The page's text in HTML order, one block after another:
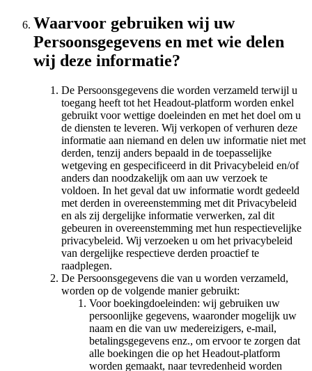
Waarvoor gebruiken wij uw
Persoonsgegevens en met wie delen
wij deze informatie?
De Persoonsgegevens die worden verzameld terwijl u
toegang heeft tot het Headout-platform worden enkel
gebruikt voor wettige doeleinden en met het doel om u
de diensten te leveren. Wij verkopen of verhuren deze
informatie aan niemand en delen uw informatie niet met
derden, tenzij anders bepaald in de toepasselijke
wetgeving en gespecificeerd in dit Privacybeleid en/of
anders dan noodzakelijk om aan uw verzoek te
voldoen. In het geval dat uw informatie wordt gedeeld
met derden in overeenstemming met dit Privacybeleid
en als zij dergelijke informatie verwerken, zal dit
gebeuren in overeenstemming met hun respectievelijke
privacybeleid. Wij verzoeken u om het privacybeleid
van dergelijke respectieve derden proactief te
raadplegen.
De Persoonsgegevens die van u worden verzameld,
worden op de volgende manier gebruikt:
Voor boekingdoeleinden: wij gebruiken uw
persoonlijke gegevens, waaronder mogelijk uw
naam en die van uw medereizigers, e-mail,
betalingsgegevens enz., om ervoor te zorgen dat
alle boekingen die op het Headout-platform
worden gemaakt, naar tevredenheid worden